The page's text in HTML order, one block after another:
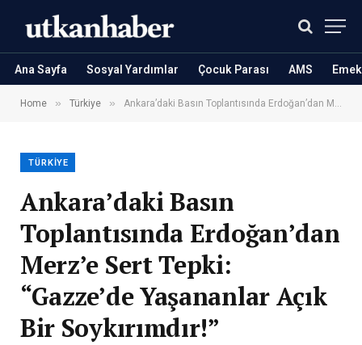
Ana Sayfa Sosyal Yardımlar Çocuk Parası AMS
Home » Türkiye » Ankara’daki Basın Toplantısında Erdoğan’dan Merz’e Sert Tepki: “Gazze’de Yaşananlar Açık Bir Soykırımdır!”
TÜRKIYE
Ankara’daki Basın
Toplantısında Erdoğan’dan
Merz’e Sert Tepki:
“Gazze’de Yaşananlar Açık
Bir Soykırımdır!”